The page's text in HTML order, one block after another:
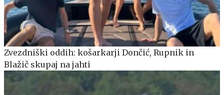
Zvezdniški oddih: košarkarji Dončić, Rupnik in
Blažič skupaj na jahti